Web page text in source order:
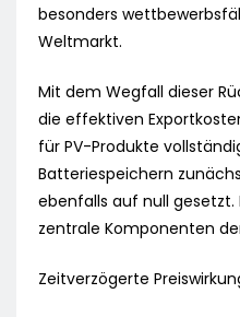
besonders
Weltmarkt.
Mit dem Wegfall dieser
die effektiven
für PV-Produkte
Batteriespeichern
ebenfalls auf null
zentrale Komponenten
Zeitverzögerte